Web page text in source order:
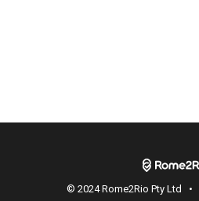
© 2024 Rome2Rio Pty Ltd •